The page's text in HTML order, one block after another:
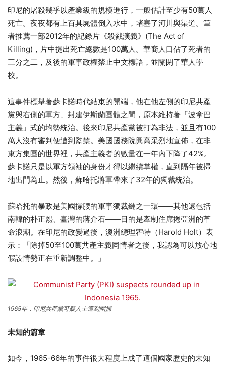
印尼的屠殺幾乎以產業級的規模進行，一般估計至少有50萬人
死亡。夜夜都有上百具屍體倒入水中，堵塞了河川與渠道。筆
者推薦一部2012年的紀錄片《殺戮演義》(The Act of
Killing)，片中提出死亡總數是100萬人。華裔人口佔了死者的
三分之二，及後的軍事政權禁止中文標語，並關閉了華人學
校。
這事件標舉著蘇卡諾時代結束的開端，他在他左側的印尼共產
黨與右側的軍方、封建伊斯蘭團體之間，原本維持著「波拿巴
主義」式的均勢統治。後來印尼共產黨被打為非法，並且有100
萬人沒有審判便遭到監禁。美國國務院興高采烈地宣佈，在非
東方集團的世界裡，共產主義者的數量在一年內下降了42%。
蘇卡諾只是以軍方領袖的身份才得以繼續掌權，直到隔年被掃
地出門為止。然後，蘇哈托將軍帶來了32年的獨裁統治。
蘇哈托的暴政是美國撐腰的軍事獨裁鏈之一環——其他還包括
南韓的朴正熙、臺灣的蔣介石——目的是牽制住席捲亞洲的革
命浪潮。在印尼的政變過後，澳洲總理霍特（Harold Holt）表
示：「除掉50至100萬共產主義同情者之後，我認為可以放心地
假設情勢正在重新調整中。」
1965年，印尼共產黨可疑人士遭到圍捕
未知的篇章
如今，1965-66年的事件很大程度上成了這個國家歷史的未知